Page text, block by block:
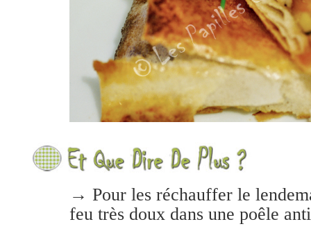
→ Pour les réchauffer le
feu très doux dans une poêle